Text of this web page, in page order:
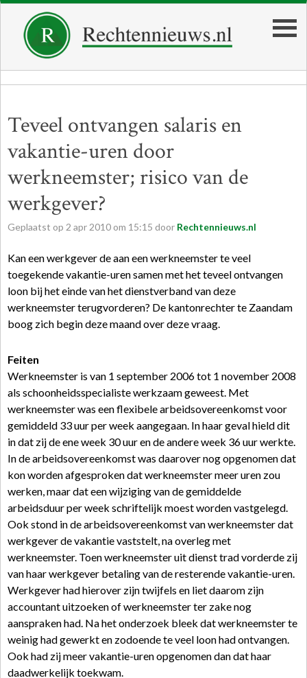
Teveel ontvangen salaris en
vakantie-uren door
werkneemster; risico van de
werkgever?
Geplaatst op 2 apr 2010 om 15:15 door Rechtennieuws.nl
Kan een werkgever de aan een werkneemster te veel
toegekende vakantie-uren samen met het teveel ontvangen
loon bij het einde van het dienstverband van deze
werkneemster terugvorderen? De kantonrechter te Zaandam
boog zich begin deze maand over deze vraag.
Feiten
Werkneemster is van 1 september 2006 tot 1 november 2008
als schoonheidsspecialiste werkzaam geweest. Met
werkneemster was een flexibele arbeidsovereenkomst voor
gemiddeld 33 uur per week aangegaan. In haar geval hield dit
in dat zij de ene week 30 uur en de andere week 36 uur werkte.
In de arbeidsovereenkomst was daarover nog opgenomen dat
kon worden afgesproken dat werkneemster meer uren zou
werken, maar dat een wijziging van de gemiddelde
arbeidsduur per week schriftelijk moest worden vastgelegd.
Ook stond in de arbeidsovereenkomst van werkneemster dat
werkgever de vakantie vaststelt, na overleg met
werkneemster. Toen werkneemster uit dienst trad vorderde zij
van haar werkgever betaling van de resterende vakantie-uren.
Werkgever had hierover zijn twijfels en liet daarom zijn
accountant uitzoeken of werkneemster ter zake nog
aanspraken had. Na het onderzoek bleek dat werkneemster te
weinig had gewerkt en zodoende te veel loon had ontvangen.
Ook had zij meer vakantie-uren opgenomen dan dat haar
daadwerkelijk toekwam.